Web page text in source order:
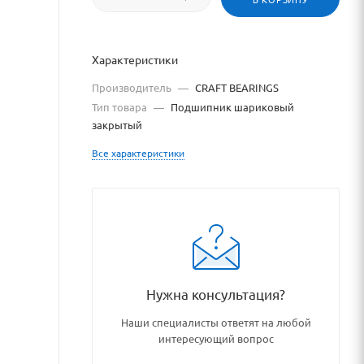
Характеристики
Производитель — CRAFT BEARINGS
Тип товара — Подшипник шариковый
закрытый
Все характеристики
Нужна консультация?
Наши специалисты ответят на любой
интересующий вопрос